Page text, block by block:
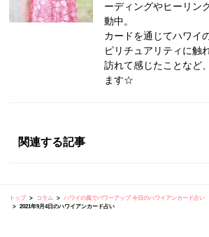
ーディングやヒーリン
動中。
カードを通じてハワイ
ピリチュアリティに触
訪れて感じたことなど
ます☆
関連する記事
トップ コラム
ハワイの風でパワーアップ 今日のハワイアンカード占い
2021年9月4日のハワイアンカード占い